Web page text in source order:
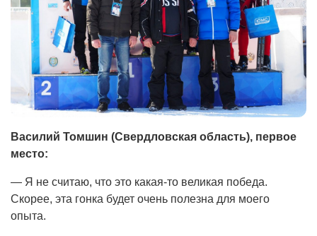
Василий Томшин (Свердловская область), первое
место:
— Я не считаю, что это какая-то великая победа.
Скорее, эта гонка будет очень полезна для моего
опыта.